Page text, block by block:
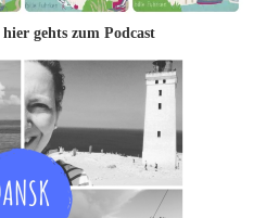
hier gehts zum Podcast